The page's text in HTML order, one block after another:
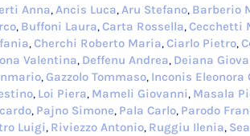
Anna,Ancis Luca,Aru Stefano, Barberio
, Buffoni Laura,Carta Rossella,Cecchetti
,Cherchi Roberto Maria,Ciarlo Pietro,
Valentina, Deffenu Andrea, Deiana
,Gazzolo Tommaso, Inconis Eleonora
, Loi Piera, Mameli Giovanni, Masala
, Pajno Simone, Pala Carlo, Parodo
Luigi, Riviezzo Antonio, Ruggiu Ilenia,